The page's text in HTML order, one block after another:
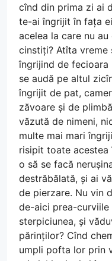
cînd din prima zi ai
te-ai îngrijit în fața
acelea la care nu
cinstiți? Atîta vreme
îngrijind de fecioara
se audă pe altul
îngrijit de pat,
zăvoare și de
văzută de nimeni,
multe mai mari
risipit toate
o să se facă
destrăbălată, și ai
de pierzare. Nu vin
de-aici prea-curviile
sterpiciunea, și
părinților? Cînd
umpli pofta lor prin